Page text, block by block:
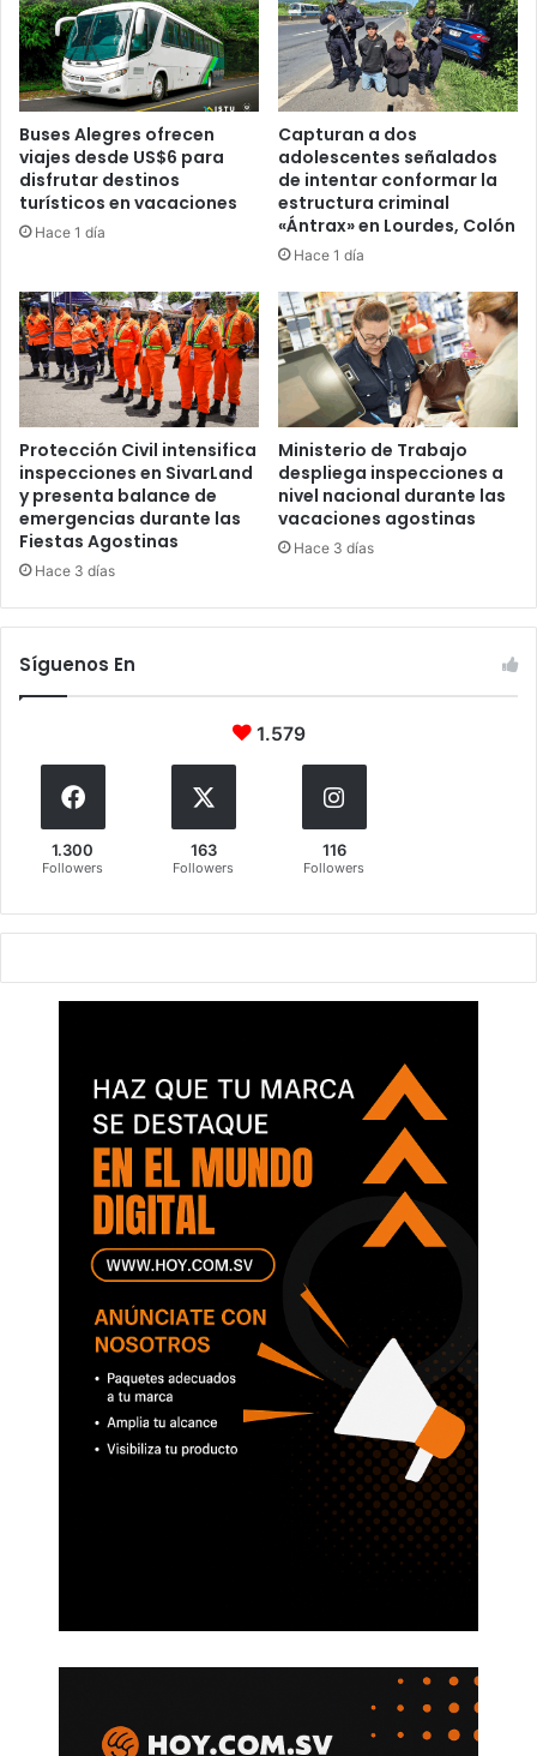
Buses Alegres ofrecen
viajes desde US$6 para
disfrutar destinos
turísticos en vacaciones
Hace 1 día
Capturan a dos
adolescentes señalados
de intentar conformar la
estructura criminal
«Ántrax» en Lourdes, Colón
Hace 1 día
Protección Civil intensifica
inspecciones en SivarLand
y presenta balance de
emergencias durante las
Fiestas Agostinas
Hace 3 días
Ministerio de Trabajo
despliega inspecciones a
nivel nacional durante las
vacaciones agostinas
Hace 3 días
Síguenos En
1.579
1.300
Followers
163
Followers
116
Followers